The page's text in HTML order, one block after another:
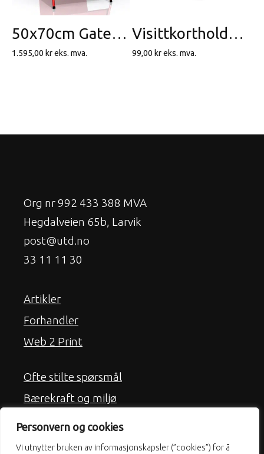
Personvern og cookies
Vi utnytter bruken av informasjonskapsler (”cookies”) for å
50x70cm Gatebukk – Expo Sign Rød
1.595,00 kreks. mva.
Visittkortholder – Akryl, vertikal
99,00 kreks. mva.
Org nr 992 433 388 MVA
Hegdalveien 65b, Larvik
post@utd.no
33 11 11 30
Artikler
Forhandler
Web 2 Print
Ofte stilte spørsmål
Bærekraft og miljø
Kjøpsbetingelser